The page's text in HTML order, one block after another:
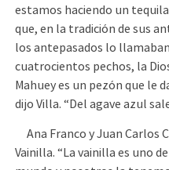
estamos haciendo un
que, en la tradición de sus
los antepasados lo
cuatrocientos pechos, la
Mahuey es un pezón que le
dijo Villa. “Del agave azul
Ana Franco y Juan Carlos
Vainilla. “La vainilla es uno